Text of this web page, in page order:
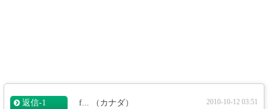
返信‐1 f... （カナダ） 2010-10-12 03:51